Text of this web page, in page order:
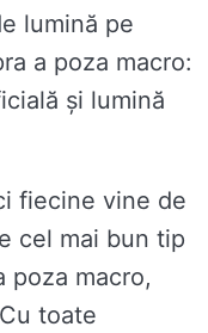
lumină pe
a poza macro:
și lumină
fiecine vine de
cel mai bun tip
poza macro,
toate